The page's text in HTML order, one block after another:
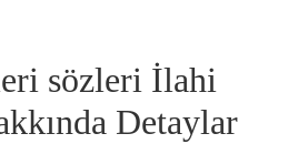
sözleri İlahi
Detaylar